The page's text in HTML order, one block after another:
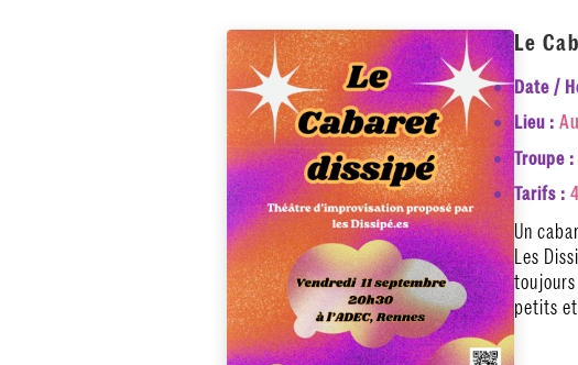
Le
Date /
Lieu :
Troupe :
Tarifs :
Un
Les
petits et